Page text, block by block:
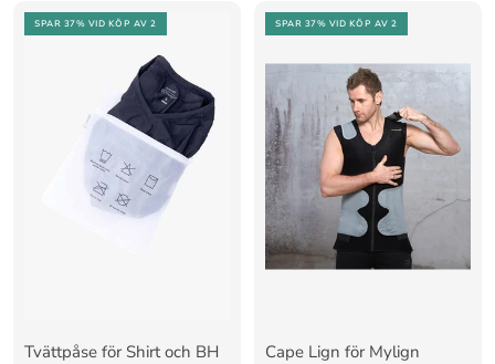
SPAR 37% VID KÖP AV 2
Tvättpåse för Shirt och BH
SPAR 37% VID KÖP AV 2
Cape Lign för Mylign